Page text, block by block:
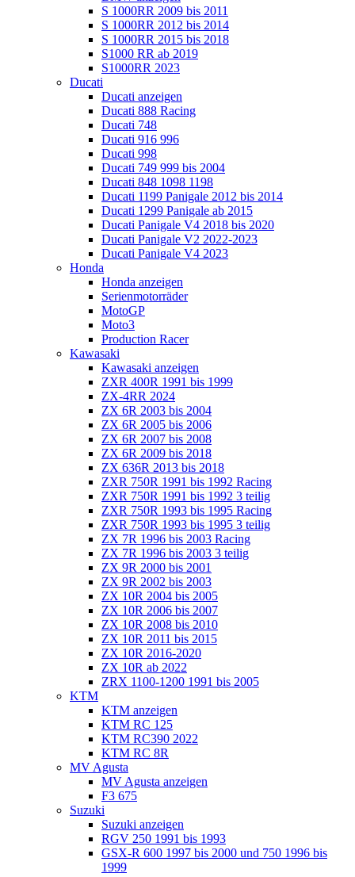
S 1000RR 2009 bis 2011
S 1000RR 2012 bis 2014
S 1000RR 2015 bis 2018
S1000 RR ab 2019
S1000RR 2023
Ducati
Ducati anzeigen
Ducati 888 Racing
Ducati 748
Ducati 916 996
Ducati 998
Ducati 749 999 bis 2004
Ducati 848 1098 1198
Ducati 1199 Panigale 2012 bis 2014
Ducati 1299 Panigale ab 2015
Ducati Panigale V4 2018 bis 2020
Ducati Panigale V2 2022-2023
Ducati Panigale V4 2023
Honda
Honda anzeigen
Serienmotorräder
MotoGP
Moto3
Production Racer
Kawasaki
Kawasaki anzeigen
ZXR 400R 1991 bis 1999
ZX-4RR 2024
ZX 6R 2003 bis 2004
ZX 6R 2005 bis 2006
ZX 6R 2007 bis 2008
ZX 6R 2009 bis 2018
ZX 636R 2013 bis 2018
ZXR 750R 1991 bis 1992 Racing
ZXR 750R 1991 bis 1992 3 teilig
ZXR 750R 1993 bis 1995 Racing
ZXR 750R 1993 bis 1995 3 teilig
ZX 7R 1996 bis 2003 Racing
ZX 7R 1996 bis 2003 3 teilig
ZX 9R 2000 bis 2001
ZX 9R 2002 bis 2003
ZX 10R 2004 bis 2005
ZX 10R 2006 bis 2007
ZX 10R 2008 bis 2010
ZX 10R 2011 bis 2015
ZX 10R 2016-2020
ZX 10R ab 2022
ZRX 1100-1200 1991 bis 2005
KTM
KTM anzeigen
KTM RC 125
KTM RC390 2022
KTM RC 8R
MV Agusta
MV Agusta anzeigen
F3 675
Suzuki
Suzuki anzeigen
RGV 250 1991 bis 1993
GSX-R 600 1997 bis 2000 und 750 1996 bis
1999